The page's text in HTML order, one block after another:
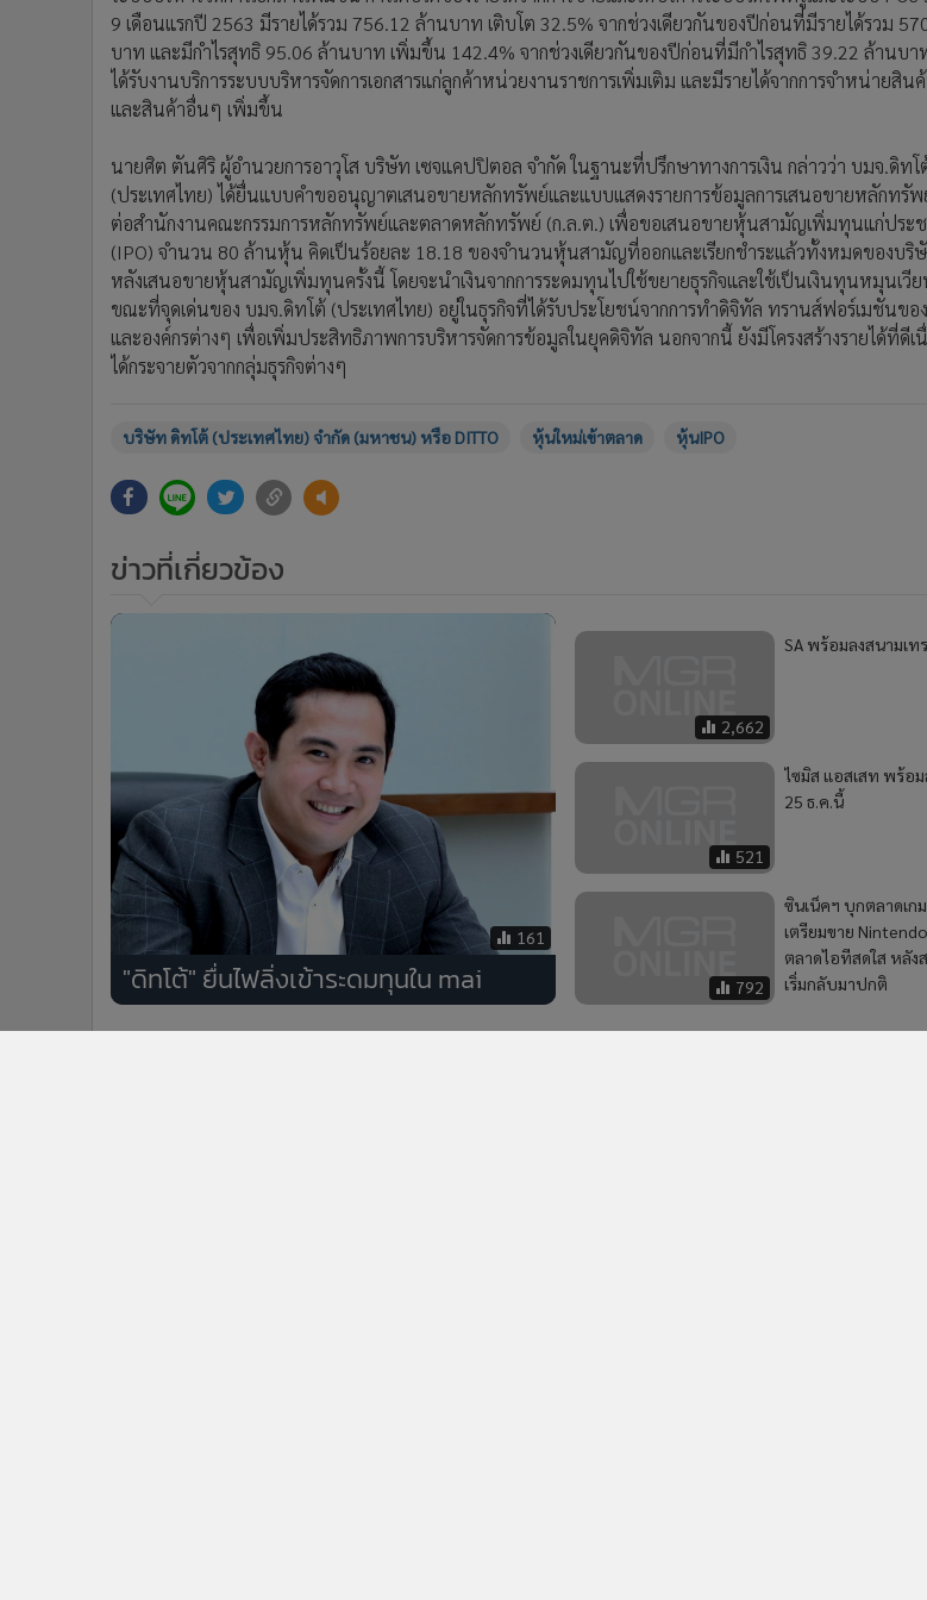
9 เดือนแรกปี 2563 มีรายได้รวม 756.12 ล้านบาท เติบโต 32.5% จากช่วงเดียวกันของปีก่อนที่มีรายได้รวม
บาท และมีกำไรสุทธิ 95.06 ล้านบาท เพิ่มขึ้น 142.4% จากช่วงเดียวกันของปีก่อนที่มีกำไรสุทธิ 39.22 ล้านบา
ได้รับงานบริการระบบบริหารจัดการเอกสารแก่ลูกค้าหน่วยงานราชการเพิ่มเติม และมีรายได้จากการจำหน่ายสิน
และสินค้าอื่นๆ เพิ่มขึ้น
นายศิต ตันศิริ ผู้อำนวยการอาวุโส บริษัท เซจแคปปิตอล จำกัด ในฐานะที่ปรึกษาทางการเงิน กล่าวว่า บมจ.ดิทโ
(ประเทศไทย) ได้ยื่นแบบคำขออนุญาตเสนอขายหลักทรัพย์และแบบแสดงรายการข้อมูลการเสนอขายหลักทรัพ
ต่อสำนักงานคณะกรรมการหลักทรัพย์และตลาดหลักทรัพย์ (ก.ล.ต.) เพื่อขอเสนอขายหุ้นสามัญเพิ่มทุนแก่ประช
(IPO) จำนวน 80 ล้านหุ้น คิดเป็นร้อยละ 18.18 ของจำนวนหุ้นสามัญที่ออกและเรียกชำระแล้วทั้งหมดของบริ
หลังเสนอขายหุ้นสามัญเพิ่มทุนครั้งนี้ โดยจะนำเงินจากการระดมทุนไปใช้ขยายธุรกิจและใช้เป็นเงินทุนหมุนเวีย
ขณะที่จุดเด่นของ บมจ.ดิทโต้ (ประเทศไทย) อยู่ในธุรกิจที่ได้รับประโยชน์จากการทำดิจิทัล ทรานส์ฟอร์เมชันขอ
และองค์กรต่างๆ เพื่อเพิ่มประสิทธิภาพการบริหารจัดการข้อมูลในยุคดิจิทัล นอกจากนี้ ยังมีโครงสร้างรายได้ที่ดีเ
ได้กระจายตัวจากกลุ่มธุรกิจต่างๆ
บริษัท ดิทโต้ (ประเทศไทย) จำกัด (มหาชน) หรือ DITTO หุ้นใหม่เข้าตลาด หุ้นIPO
ข่าวที่เกี่ยวข้อง
161
"ดิทโต้" ยื่นไฟลิ่งเข้าระดมทุนใน mai
2,662
SA พร้อมลงสนามเทร
521
ไซมิส แอสเสท พร้อ
25 ธ.ค.นี้
792
ซินเน็คฯ บุกตลาดเก
เตรียมขาย
ตลาดไอทีสดใส หลัง
เริ่มกลับมาปกติ